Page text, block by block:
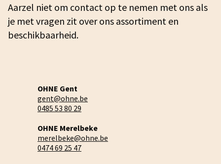
Aarzel niet om contact op te nemen met ons als
je met vragen zit over ons assortiment en
beschikbaarheid.
OHNE Gent
gent@ohne.be
0485 53 80 29
OHNE Merelbeke
merelbeke@ohne.be
0474 69 25 47